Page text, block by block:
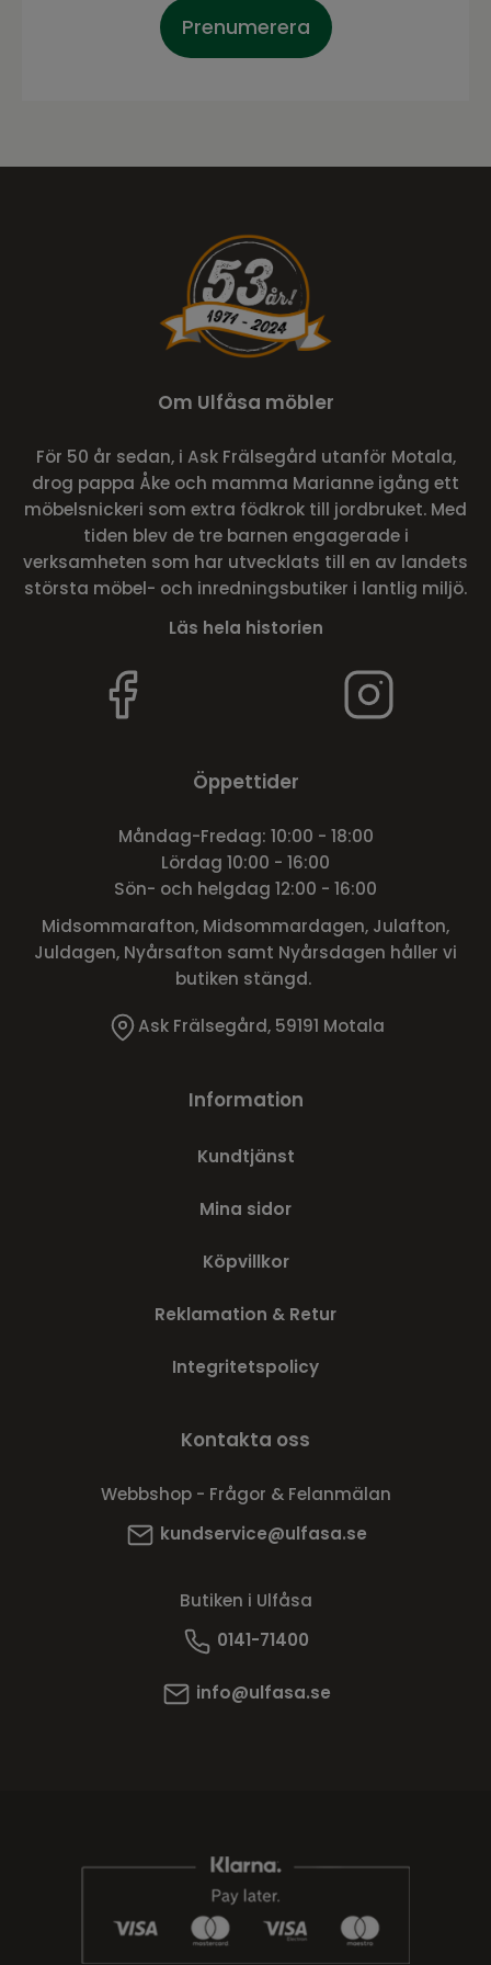
Prenumerera
Om Ulfåsa möbler
För 50 år sedan, i Ask Frälsegård utanför Motala,
drog pappa Åke och mamma Marianne igång ett
möbelsnickeri som extra födkrok till jordbruket. Med
tiden blev de tre barnen engagerade i
verksamheten som har utvecklats till en av landets
största möbel- och inredningsbutiker i lantlig miljö.
Läs hela historien
Öppettider
Måndag-Fredag: 10:00 - 18:00
Lördag 10:00 - 16:00
Sön- och helgdag 12:00 - 16:00
Midsommarafton, Midsommardagen, Julafton,
Juldagen, Nyårsafton samt Nyårsdagen håller vi
butiken stängd.
Ask Frälsegård, 59191 Motala
Information
Kundtjänst
Mina sidor
Köpvillkor
Reklamation & Retur
Integritetspolicy
Kontakta oss
Webbshop - Frågor & Felanmälan
kundservice@ulfasa.se
Butiken i Ulfåsa
0141-71400
info@ulfasa.se